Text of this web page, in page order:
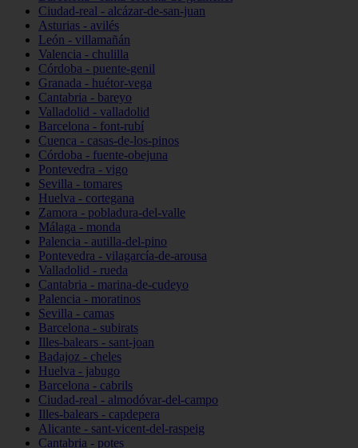
Ciudad-real - alcázar-de-san-juan
Asturias - avilés
León - villamañán
Valencia - chulilla
Córdoba - puente-genil
Granada - huétor-vega
Cantabria - bareyo
Valladolid - valladolid
Barcelona - font-rubí
Cuenca - casas-de-los-pinos
Córdoba - fuente-obejuna
Pontevedra - vigo
Sevilla - tomares
Huelva - cortegana
Zamora - pobladura-del-valle
Málaga - monda
Palencia - autilla-del-pino
Pontevedra - vilagarcía-de-arousa
Valladolid - rueda
Cantabria - marina-de-cudeyo
Palencia - moratinos
Sevilla - camas
Barcelona - subirats
Illes-balears - sant-joan
Badajoz - cheles
Huelva - jabugo
Barcelona - cabrils
Ciudad-real - almodóvar-del-campo
Illes-balears - capdepera
Alicante - sant-vicent-del-raspeig
Cantabria - potes